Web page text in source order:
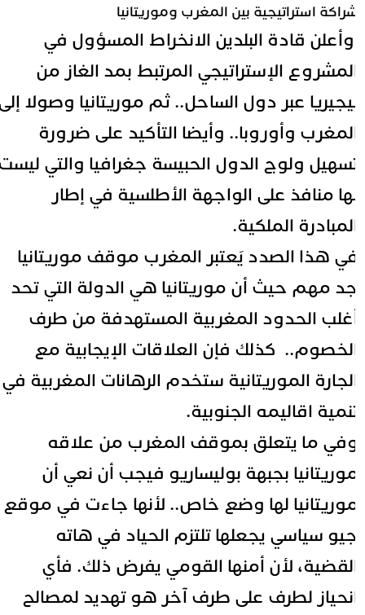
استراتيجية بين المغرب وموريتانيا
قادة البلدين الانخراط المسؤول في
الإستراتيجي المرتبط بمد الغاز من
عبر دول الساحل.. ثم موريتانيا وصولا إلى
وأوروبا.. وأيضا التأكيد على ضرورة
ولوج الدول الحبيسة جغرافيا والتي ليست
منافذ على الواجهة الأطلسية في إطار
الملكية.
هذا الصدد يَعتبر المغرب موقف موريتانيا
مهم حيث أن موريتانيا هي الدولة التي تحد
الحدود المغربية المستهدفة من طرف
كذلك فإن العلاقات الإيجابية مع
الموريتانية ستخدم الرهانات المغربية في
اقاليمه الجنوبية.
ما يتعلق بموقف المغرب من علاقه
بجبهة بوليساريو فيجب أن نعي أن
لها وضع خاص.. لأنها جاءت في موقع
سياسي يجعلها تلتزم الحياد في هاته
لأن أمنها القومي يفرض ذلك. فأي
لطرف على طرف آخر هو تهديد لمصالح